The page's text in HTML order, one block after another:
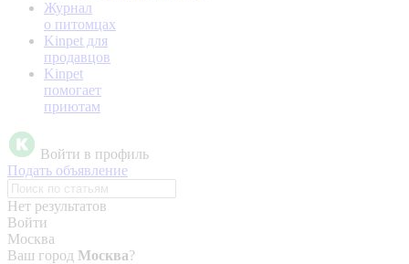
Журнал
о питомцах
Kinpet для
продавцов
Kinpet
помогает
приютам
Войти в профиль
Подать объявление
Нет результатов
Войти
Москва
Ваш город Москва?